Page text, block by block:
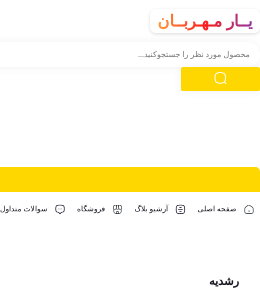
یــار مـهـربــان
صفحه اصلی آرشیو بلاگ فروشگاه سوالات متداول
رشدیه